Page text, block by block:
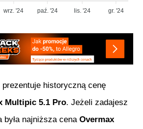
wrz. '24 paź. '24 lis. '24 gr. '24
historyczną cenę
Multipic 5.1 Pro. Jeżeli zadajesz
najniższa cena Overmax